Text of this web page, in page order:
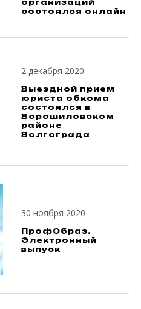
организаций
состоялся онлайн
2 декабря 2020
Выездной прием
юриста обкома
состоялся в
Ворошиловском
районе
Волгограда
30 ноября 2020
ПрофОбраз.
Электронный
выпуск